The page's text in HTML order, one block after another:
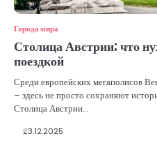
Города мира
Столица Австрии: что
поездкой
Среди европейских мегаполисов
– здесь не просто сохраняют
Столица Австрии…
23.12.2025